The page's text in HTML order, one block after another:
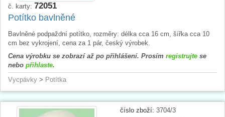
č. karty: 72051
Potítko bavlněné
Bavlněné podpaždní potítko, rozměry: délka cca 16 cm, šířka cca 10
cm bez vykrojení, cena za 1 pár, český výrobek.
Cena výrobku se zobrazí až po přihlášení. Prosím registrujte se
nebo přihlaste.
Vycpávky > Potítka
číslo zboží: 3704/3